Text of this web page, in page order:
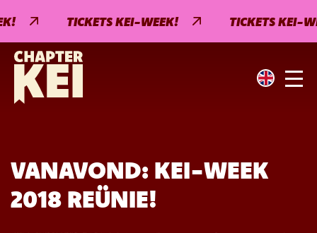
TICKETS KEI-WEEK! TICKETS KEI-
VANAVOND: KEI-WEEK
2018 REÜNIE!